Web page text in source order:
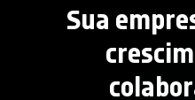
Sua